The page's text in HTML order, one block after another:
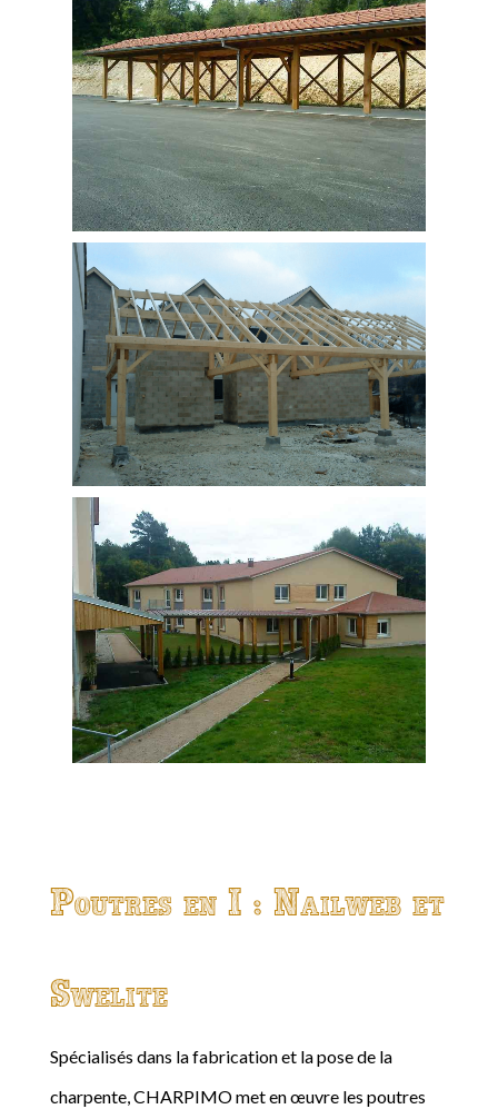
Poutres en I : Nailweb et
Swelite
Spécialisés dans la fabrication et la pose de la
charpente, CHARPIMO met en œuvre les poutres